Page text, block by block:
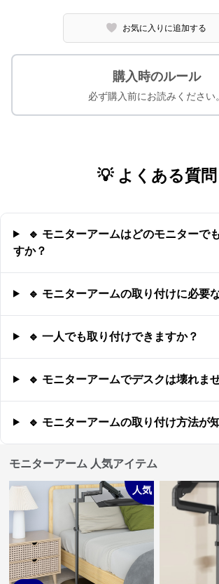
お気に入りに追加する
購入時のルール
必ず購入前にお読みください。
💡 よくある質問
🔹 モニターアームはどのモニターで
すか？
🔹 モニターアームの取り付けに必要
🔹 一人でも取り付けできますか？
🔹 モニターアームでデスクは壊れま
🔹 モニターアームの取り付け方法が
モニターアーム 人気アイテム
人気